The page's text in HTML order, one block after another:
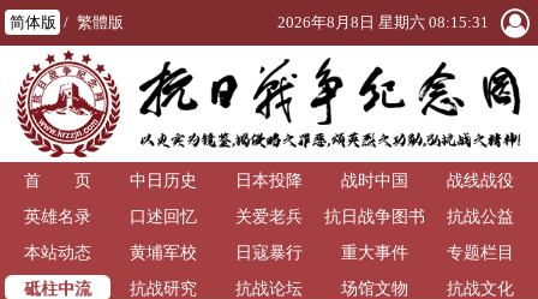
简体版 / 繁體版 2026年8月8日 星期六 08:15:31
首 页 中日历史 日本投降 战时中国
战线战役
英雄名录
口述回忆 关爱老兵
抗日战争图书
馆
抗战公益
本站动态
黄埔军校 日寇暴行 重大事件
专题栏目
砥柱中流
抗战研究 抗战论坛 场馆文物 抗战文化